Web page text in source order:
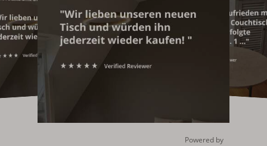
Powered by